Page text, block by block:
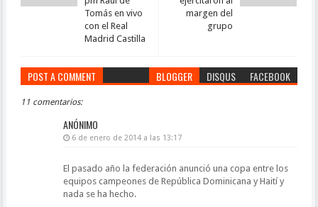
margen del
grupo
Tomás en vivo
con el Real
Madrid Castilla
POST A COMMENT BLOGGER DISQUS FACEBOOK
11 comentarios:
ANÓNIMO
6 de enero de 2014 a las 13:17
El pasado año la federación anunció una copa entre los
equipos campeones de República Dominicana y Haití y
nada se ha hecho.